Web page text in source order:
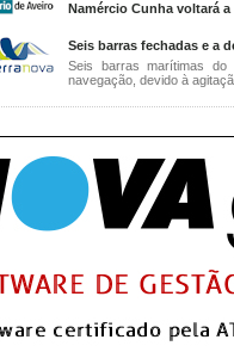
Namércio Cunha voltará
Seis barras fechadas e a
Seis barras marítimas do
navegação, devido à